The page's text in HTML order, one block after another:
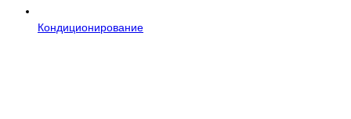
Кондиционирование